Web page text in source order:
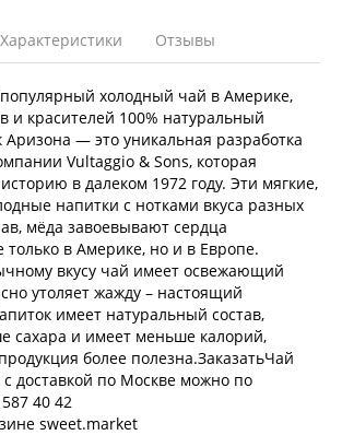
Характеристики Отзывы
холодный чай в Америке,
и красителей 100% натуральный
Аризона — это уникальная разработка
Vultaggio & Sons, которая
в далеком 1972 году. Эти мягкие,
напитки с нотками вкуса разных
мёда завоевывают сердца
только в Америке, но и в Европе.
вкусу чай имеет освежающий
утоляет жажду – настоящий
имеет натуральный состав,
сахара и имеет меньше калорий,
более полезна.ЗаказатьЧай
доставкой по Москве можно по
40 42
sweet.market